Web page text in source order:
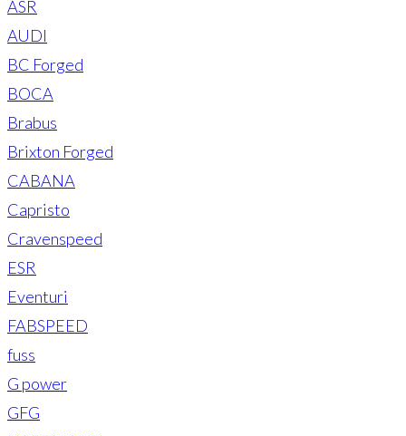
ASR
AUDI
BC Forged
BOCA
Brabus
Brixton Forged
CABANA
Capristo
Cravenspeed
ESR
Eventuri
FABSPEED
fuss
G power
GFG